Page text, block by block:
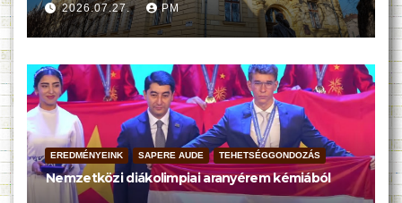
2026.07.27. PM
EREDMÉNYEINK SAPERE AUDE TEHETSÉGGONDOZÁS
Nemzetközi diákolimpiai aranyérem kémiából